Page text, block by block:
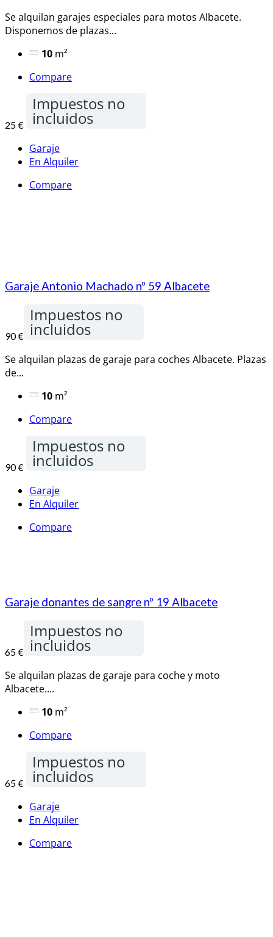
Se alquilan garajes especiales para motos Albacete.
Disponemos de plazas...
10 m²
Compare
25 €
Impuestos no
incluidos
Garaje
En Alquiler
Compare
Garaje Antonio Machado nº 59 Albacete
90 €
Impuestos no
incluidos
Se alquilan plazas de garaje para coches Albacete. Plazas
de...
10 m²
Compare
90 €
Impuestos no
incluidos
Garaje
En Alquiler
Compare
Garaje donantes de sangre nº 19 Albacete
65 €
Impuestos no
incluidos
Se alquilan plazas de garaje para coche y moto
Albacete....
10 m²
Compare
65 €
Impuestos no
incluidos
Garaje
En Alquiler
Compare